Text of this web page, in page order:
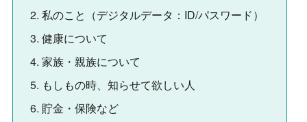
私のこと（デジタルデータ：ID/パスワード）
健康について
家族・親族について
もしもの時、知らせて欲しい人
貯金・保険など